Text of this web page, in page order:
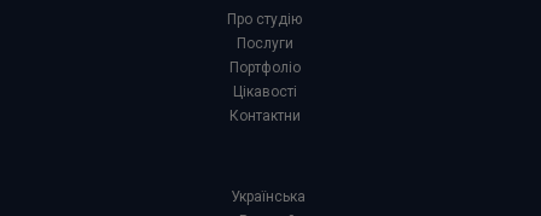
Про студію
Послуги
Портфоліо
Цікавості
Контактни
Українська